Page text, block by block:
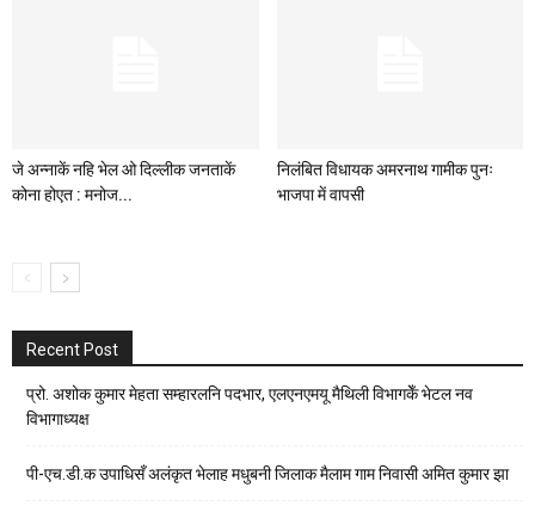
जे अन्‍नाकें नहि भेल ओ दिल्‍लीक जनताकें
कोना होएत : मनोज...
निलंबित विधायक अमरनाथ गामीक पुनः
भाजपा में वापसी
Recent Post
प्रो. अशोक कुमार मेहता सम्हारलनि पदभार, एलएनएमयू मैथिली विभागकेँ भेटल नव
विभागाध्यक्ष
पी-एच.डी.क उपाधिसँ अलंकृत भेलाह मधुबनी जिलाक मैलाम गाम निवासी अमित कुमार झा